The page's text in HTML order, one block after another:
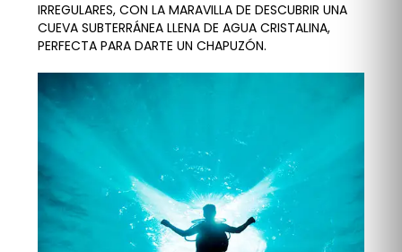
IRREGULARES, CON LA MARAVILLA DE DESCUBRIR UNA
CUEVA SUBTERRÁNEA LLENA DE AGUA CRISTALINA,
PERFECTA PARA DARTE UN CHAPUZÓN.